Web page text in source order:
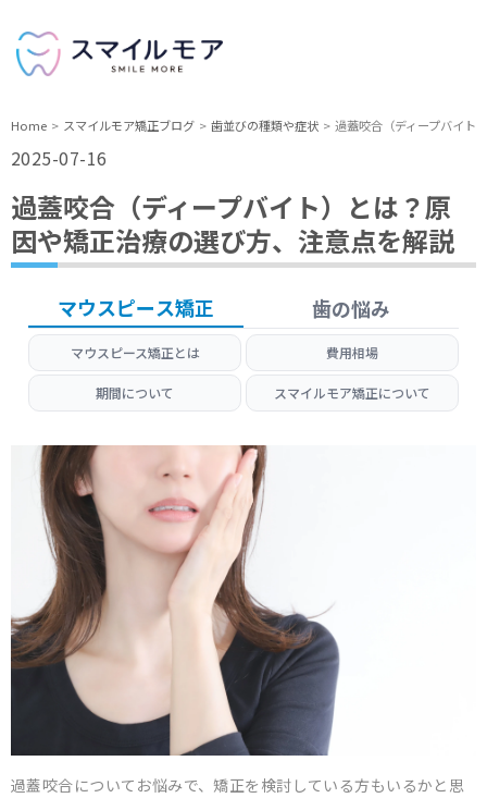
Home スマイルモア矯正ブログ 歯並びの種類や症状 過蓋咬合（ディープバイト
2025-07-16
過蓋咬合（ディープバイト）とは？原
因や矯正治療の選び方、注意点を解説
マウスピース矯正 歯の悩み
マウスピース矯正とは 費用相場
期間について スマイルモア矯正について
過蓋咬合についてお悩みで、矯正を検討している方もいるかと思